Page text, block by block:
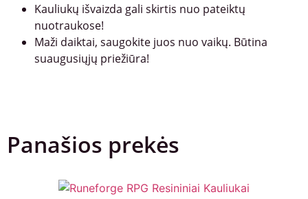
Kauliukų išvaizda gali skirtis nuo pateiktų
nuotraukose!
Maži daiktai, saugokite juos nuo vaikų. Būtina
suaugusiųjų priežiūra!
Panašios prekės